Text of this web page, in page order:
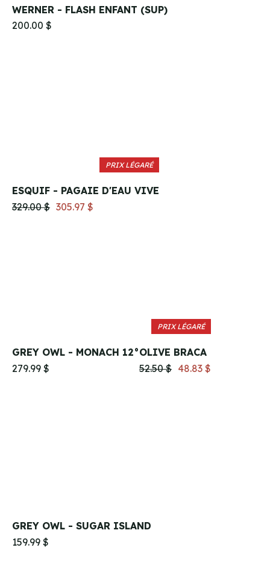
WERNER - FLASH ENFANT (SUP)
200.00 $
PRIX LÉGARÉ
ESQUIF - PAGAIE D'EAU VIVE
329.00 $ 305.97 $
GREY OWL - MONACH 12°
279.99 $
PRIX LÉGARÉ
OLIVE BRACA
52.50 $ 48.83 $
GREY OWL - SUGAR ISLAND
159.99 $